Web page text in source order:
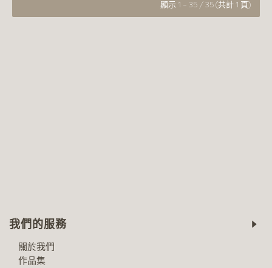
顯示 1 - 35 / 35 (共計 1 頁)
我們的服務
關於我們
作品集